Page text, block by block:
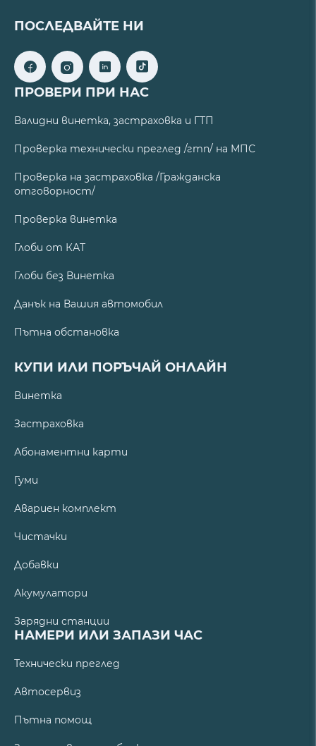
ПОСЛЕДВАЙТЕ НИ
ПРОВЕРИ ПРИ НАС
Валидни винетка, застраховка и ГТП
Проверка технически преглед /гтп/ на МПС
Проверка на застраховка /Гражданска
отговорност/
Проверка винетка
Глоби от КАТ
Глоби без Винетка
Данък на Вашия автомобил
Пътна обстановка
КУПИ ИЛИ ПОРЪЧАЙ ОНЛАЙН
Винетка
Застраховка
Абонаментни карти
Гуми
Авариен комплект
Чистачки
Добавки
Акумулатори
Зарядни станции
НАМЕРИ ИЛИ ЗАПАЗИ ЧАС
Технически преглед
Автосервиз
Пътна помощ